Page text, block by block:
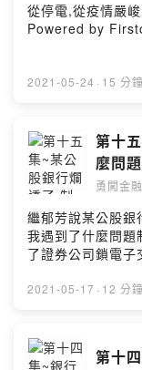
從停電,從疫情嚴
Powered by
2021-05-24 · 15 分鐘
第十
麼問題
勇闖金
繼郁芳說某公股銀
我遇到了什麼問題
了證券公司鎖電
2021-05-17 · 12 分鐘
第十